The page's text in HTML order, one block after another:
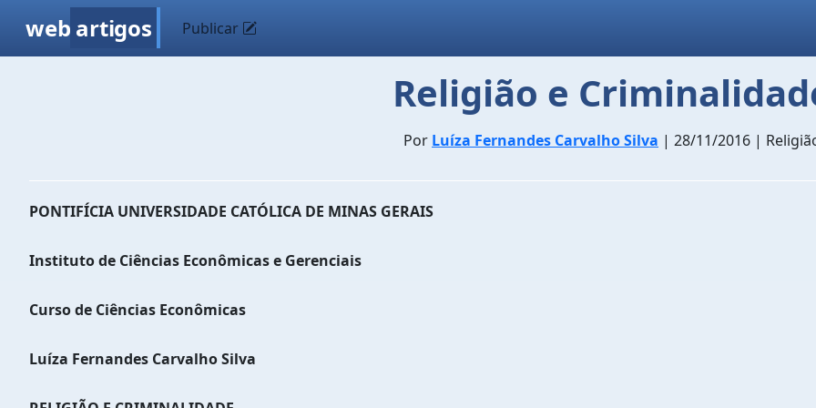
web artigos Publicar
Religião e
Por Luíza Fernandes Carvalho Silva | 28/11/2016 |
PONTIFÍCIA UNIVERSIDADE CATÓLICA DE MINAS GERAIS
Instituto de Ciências Econômicas e Gerenciais
Curso de Ciências Econômicas
Luíza Fernandes Carvalho Silva